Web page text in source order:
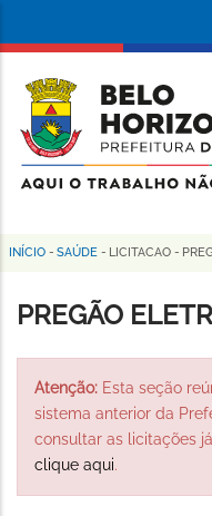
conteúdo
principal
da
Prefeitura
de
Horizonte
Trilha
de
INÍCIO - SAÚDE - LICITACAO -
PREGÃO
Atenção: Esta seção
sistema anterior da
consultar as licitações
clique aqui.